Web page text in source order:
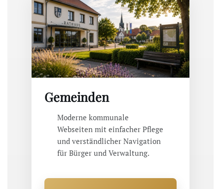
Gemeinden
Moderne kommunale
Webseiten mit einfacher Pflege
und verständlicher Navigation
für Bürger und Verwaltung.